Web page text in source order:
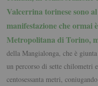
Valcerrina torinese sono
manifestazione che ormai
Metropolitana di Torino,
della Mangialonga, che è
un percorso di sette chilometri
centosessanta metri,